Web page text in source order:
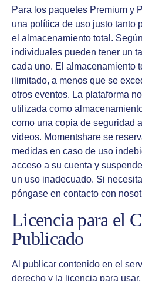
Para los paquetes Premium y
una política de uso justo tanto
el almacenamiento total.
individuales pueden tener un
cada uno. El almacenamiento
ilimitado, a menos que se
otros eventos. La plataforma
utilizada como
como una copia de seguridad
videos. Momentshare se
medidas en caso de uso
acceso a su cuenta y
un uso inadecuado. Si
póngase en contacto con
Licencia para el
Publicado
Al publicar contenido en el
derecho y la licencia para